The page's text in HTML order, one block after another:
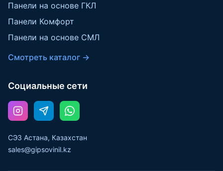
Панели на основе ГКЛ
Панели Комфорт
Панели на основе СМЛ
Смотреть каталог →
Социальные сети
СЭЗ Астана, Казахстан
sales@gipsovinil.kz